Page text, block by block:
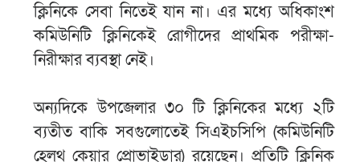
ক্লিনিকে সেবা নিতেই যান না। এর মধ্যে অধিকাংশ
কমিউনিটি ক্লিনিকেই রোগীদের প্রাথমিক পরীক্ষা-
নিরীক্ষার ব্যবস্থা নেই।
অন্যদিকে উপজেলার ৩০ টি ক্লিনিকের মধ্যে ২টি
ব্যতীত বাকি সবগুলোতেই সিএইচসিপি (কমিউনিটি
হেলথ কেয়ার প্রোভাইডার) রয়েছেন। প্রতিটি ক্লিনিক